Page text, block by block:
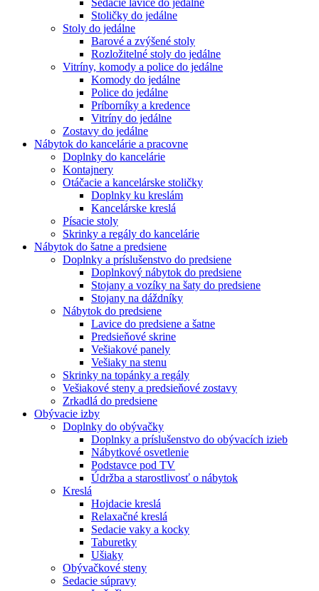
Stoličky do jedálne
Stoly do jedálne
Barové a zvýšené stoly
Rozložitelné stoly do jedálne
Vitríny, komody a police do jedálne
Komody do jedálne
Police do jedálne
Príborníky a kredence
Vitríny do jedálne
Zostavy do jedálne
Nábytok do kancelárie a pracovne
Doplnky do kancelárie
Kontajnery
Otáčacie a kancelárske stoličky
Doplnky ku kreslám
Kancelárske kreslá
Písacie stoly
Skrinky a regály do kancelárie
Nábytok do šatne a predsiene
Doplnky a príslušenstvo do predsiene
Doplnkový nábytok do predsiene
Stojany a vozíky na šaty do predsiene
Stojany na dáždníky
Nábytok do predsiene
Lavice do predsiene a šatne
Predsieňové skrine
Vešiakové panely
Vešiaky na stenu
Skrinky na topánky a regály
Vešiakové steny a predsieňové zostavy
Zrkadlá do predsiene
Obývacie izby
Doplnky do obývačky
Doplnky a príslušenstvo do obývacích izieb
Nábytkové osvetlenie
Podstavce pod TV
Údržba a starostlivosť o nábytok
Kreslá
Hojdacie kreslá
Relaxačné kreslá
Sedacie vaky a kocky
Taburetky
Ušiaky
Obývačkové steny
Sedacie súpravy